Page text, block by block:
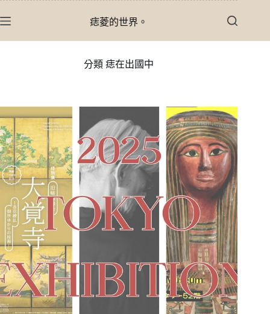
至
痣菱的世界。
分類 痣在出國中